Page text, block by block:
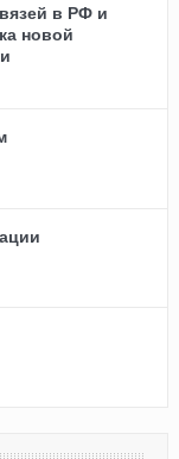
в РФ и
новой